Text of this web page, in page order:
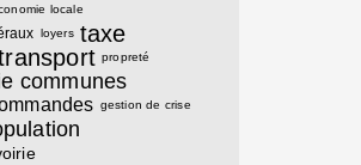
locale
loyers taxe
propreté
communes
gestion de crise